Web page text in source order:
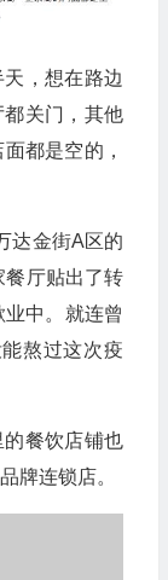
，想在路边
关门，其他
都是空的，
达金街A区的
餐厅贴出了转
中。就连曾
熬过这次疫
餐饮店铺也
牌连锁店。